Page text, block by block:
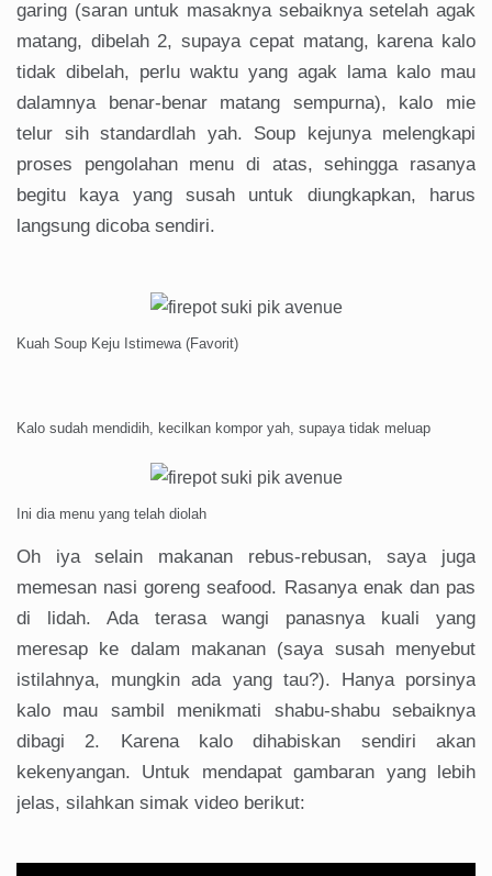
garing (saran untuk masaknya sebaiknya setelah agak
matang, dibelah 2, supaya cepat matang, karena kalo
tidak dibelah, perlu waktu yang agak lama kalo mau
dalamnya benar-benar matang sempurna), kalo mie
telur sih standardlah yah. Soup kejunya melengkapi
proses pengolahan menu di atas, sehingga rasanya
begitu kaya yang susah untuk diungkapkan, harus
langsung dicoba sendiri.
Kuah Soup Keju Istimewa (Favorit)
Kalo sudah mendidih, kecilkan kompor yah, supaya tidak meluap
Ini dia menu yang telah diolah
Oh iya selain makanan rebus-rebusan, saya juga
memesan nasi goreng seafood. Rasanya enak dan pas
di lidah. Ada terasa wangi panasnya kuali yang
meresap ke dalam makanan (saya susah menyebut
istilahnya, mungkin ada yang tau?). Hanya porsinya
kalo mau sambil menikmati shabu-shabu sebaiknya
dibagi 2. Karena kalo dihabiskan sendiri akan
kekenyangan. Untuk mendapat gambaran yang lebih
jelas, silahkan simak video berikut: